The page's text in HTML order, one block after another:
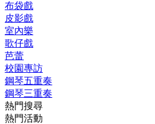
布袋戲
皮影戲
室內樂
歌仔戲
芭蕾
校園專訪
鋼琴五重奏
鋼琴三重奏
熱門搜尋
熱門活動